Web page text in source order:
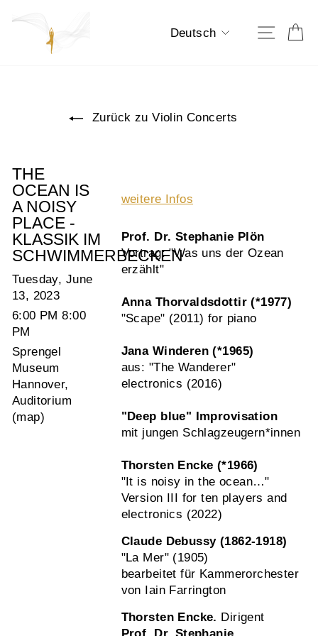
zum
Sprache
Deutsch
Zurück zu Violin Concerts
THE
OCEAN IS
A NOISY
PLACE -
KLASSIK IM
SCHWIMMERBECKEN
Tuesday, June
13, 2023
6:00 PM 8:00
PM
Sprengel
Museum
Hannover,
Auditorium
(map)
weitere Infos
Prof. Dr. Stephanie Plön
Vortrag: "Was uns der Ozean
erzählt"
Anna Thorvaldsdottir (*1977)
"Scape" (2011) for piano
Jana Winderen (*1965)
aus: "The Wanderer"
electronics (2016)
"Deep blue"
Improvisation
mit jungen Schlagzeugern*innen
Thorsten Encke (*1966)
"It is noisy in the ocean…"
Version III for ten players and
electronics (2022)
Claude Debussy (1862-1918)
"La Mer" (1905)
bearbeitet für Kammerorchester
von Iain Farrington
Thorsten Encke. Dirigent